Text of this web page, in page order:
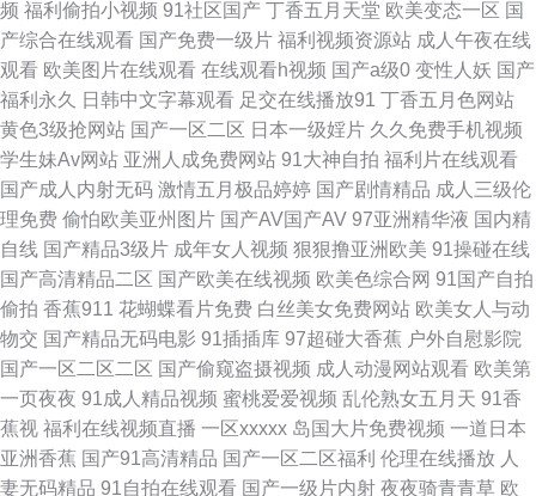
图0p 91直播啪啪 亚洲tv色 在线视频91 18岁已成人看片 伊人俺去射 综合色
情 91九色拳交 自拍超碰人 影音资源欧美性爱 51社区精品视频 91超碰成人
自拍国内 伊人久久青青草网 91抖阴快播在线 91免费入口观看 91色色网 AV
伦理午夜福利 豆花网站免费观看 久草福利视频免费 青青久久青青 日本色播
欧美熟女交 欧美日韩色色 日韩V视频 深夜福利视频网站 三级片网av 少妇后
入后股 日韩无码123 午夜狼友福利 在线观看阿V 91涩情 91福利微拍导航 97
色网络 91瑟瑟国产黑料 最新网址av 福利站av 岛国成人在线 操碰伊人 俺去
也五月天网址 91原创社区 97色色豆花影音 91色人妻 一本到高清无码 在线
频 福利偷拍小视频 91社区国产 丁香五月天堂 欧美变态一区 国
产综合在线观看 国产免费一级片 福利视频资源站 成人午夜在线
观看 欧美图片在线观看 在线观看h视频 国产a级0 变性人妖 国产
福利永久
日韩中文字幕观看 足交在线播放91 丁香五月色网站
黄色3级抢网站 国产一区二区 日本一级婬片 久久免费手机视频
学生妹Av网站 亚洲人成免费网站 91大神自拍 福利片在线观看
国产成人内射无码 激情五月极品婷婷 国产剧情精品 成人三级伦
理免费 偷怕欧美亚州图片 国产AV国产AV 97亚洲精华液 国内精
自线 国产精品3级片 成年女人视频 狠狠撸亚洲欧美 91操碰在线
国产高清精品二区 国产欧美在线视频 欧美色综合网 91国产自拍
偷拍 香蕉911 花蝴蝶看片免费 白丝美女免费网站 欧美女人与动
物交 国产精品无码电影 91插插库 97超碰大香蕉 户外自慰影院
国产一区二区二区 国产偷窥盗摄视频 成人动漫网站观看 欧美第
一页夜夜 91成人精品视频 蜜桃爱爱视频 乱伦熟女五月天 91香
蕉视 福利在线视频直播 一区xxxxx 岛国大片免费视频 一道日本
亚洲香蕉 国产91高清精品 国产一区二区福利 伦理在线播放 人
妻无码精品 91自拍在线观看 国产一级片内射 夜夜骑青青草 欧